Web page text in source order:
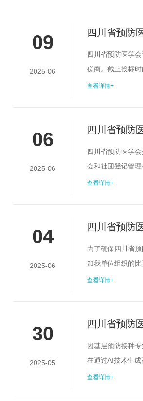
09
2025-06
四川省预防
四川省预防医学
磋商。截止投标
选结果公示期为3
查看详情+
06
2025-06
四川省预防
四川省预防医学
会和社团登记管
综合文秘岗。二
查看详情+
04
2025-06
四川省预防
选文件
为了确保四川省
加我单位组织的
位四川省预防医
查看详情+
30
2025-05
四川省预防
因基层预防接种
在通过AI技术生
作服务，欢迎符
查看详情+